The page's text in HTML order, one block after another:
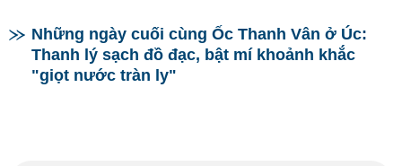
Những ngày cuối cùng Ốc Thanh Vân ở Úc:
Thanh lý sạch đồ đạc, bật mí khoảnh khắc
"giọt nước tràn ly"